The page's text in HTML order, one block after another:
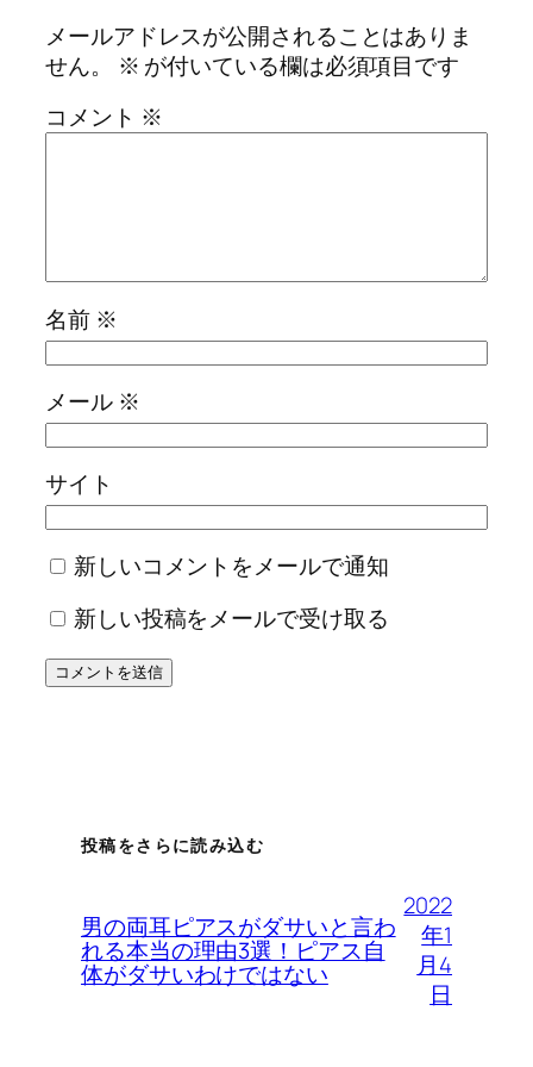
メールアドレスが公開されることはありま
せん。
※ が付いている欄は必須項目です
コメント ※
名前 ※
メール ※
サイト
新しいコメントをメールで通知
新しい投稿をメールで受け取る
投稿をさらに読み込む
男の両耳ピアスがダサいと言わ
れる本当の理由3選！ピアス自
体がダサいわけではない
2022
年1
月4
日